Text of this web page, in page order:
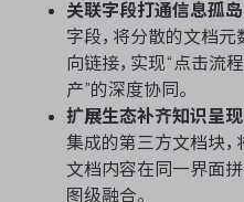
关联字段打通信息孤岛
字段，将分散的文档元
向链接，实现“点击流
产”的深度协同。
扩展生态补齐知识呈现
集成的第三方文档块
文档内容在同一界面
图级融合。